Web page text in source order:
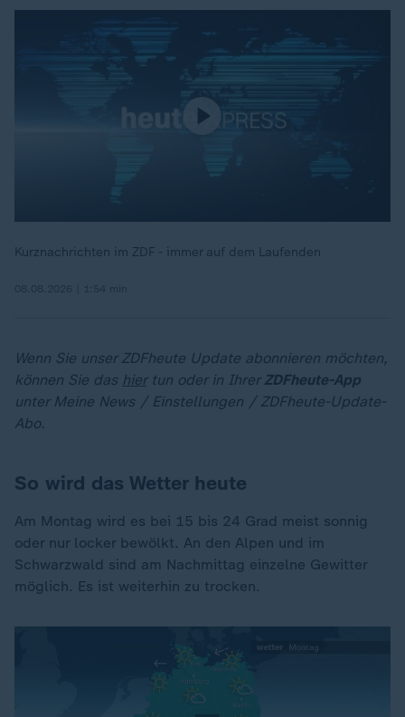
Kurznachrichten im ZDF - immer auf dem Laufenden
Wenn Sie unser ZDFheute Update abonnieren möchten,
können Sie das hiertun oder in Ihrer ZDFheute-App
unter Meine News / Einstellungen / ZDFheute-Update-
Abo.
So wird das Wetter heute
Am Montag wird es bei 15 bis 24 Grad meist sonnig
oder nur locker bewölkt. An den Alpen und im
Schwarzwald sind am Nachmittag einzelne Gewitter
möglich. Es ist weiterhin zu trocken.